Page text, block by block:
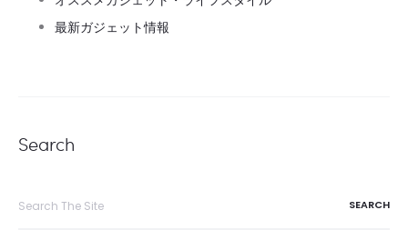
最新ガジェット情報
Search